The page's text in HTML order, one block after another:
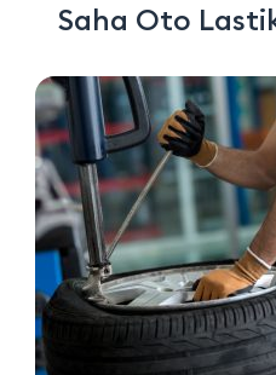
Saha Oto